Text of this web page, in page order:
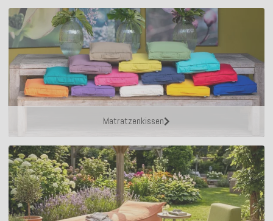
Matratzenkissen